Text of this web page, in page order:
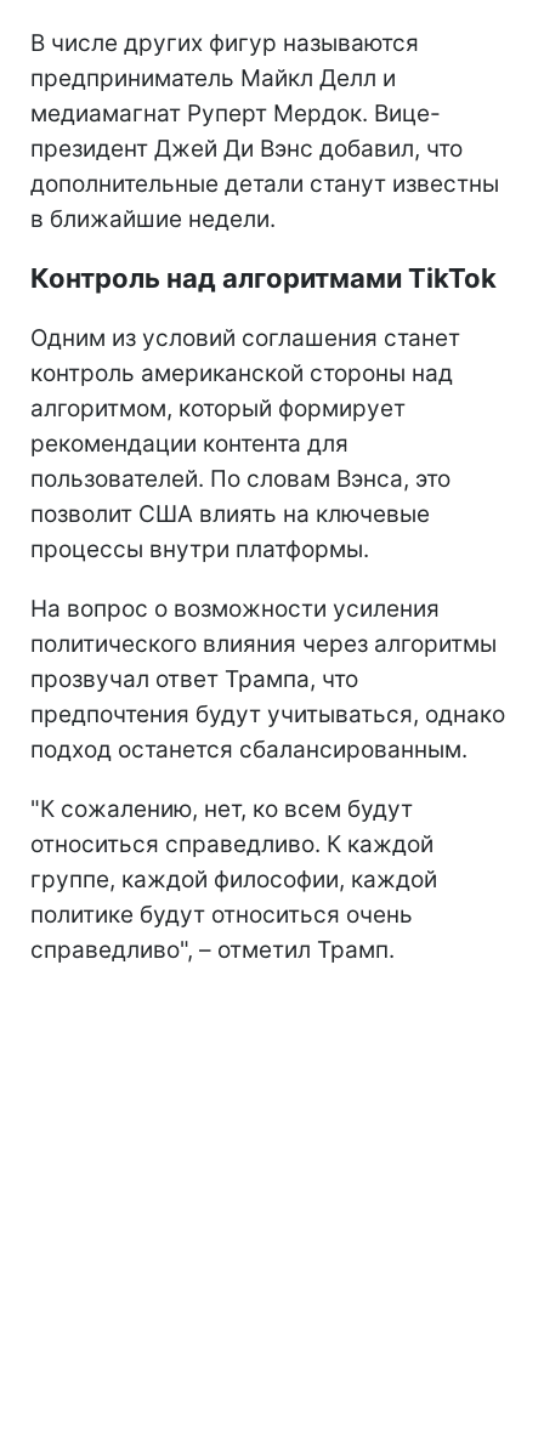
В числе других фигур называются
предприниматель Майкл Делл и
медиамагнат Руперт Мердок. Вице-
президент Джей Ди Вэнс добавил, что
дополнительные детали станут известны
в ближайшие недели.
Контроль над алгоритмами TikTok
Одним из условий соглашения станет
контроль американской стороны над
алгоритмом, который формирует
рекомендации контента для
пользователей. По словам Вэнса, это
позволит США влиять на ключевые
процессы внутри платформы.
На вопрос о возможности усиления
политического влияния через алгоритмы
прозвучал ответ Трампа, что
предпочтения будут учитываться, однако
подход останется сбалансированным.
"К сожалению, нет, ко всем будут
относиться справедливо. К каждой
группе, каждой философии, каждой
политике будут относиться очень
справедливо", – отметил Трамп.